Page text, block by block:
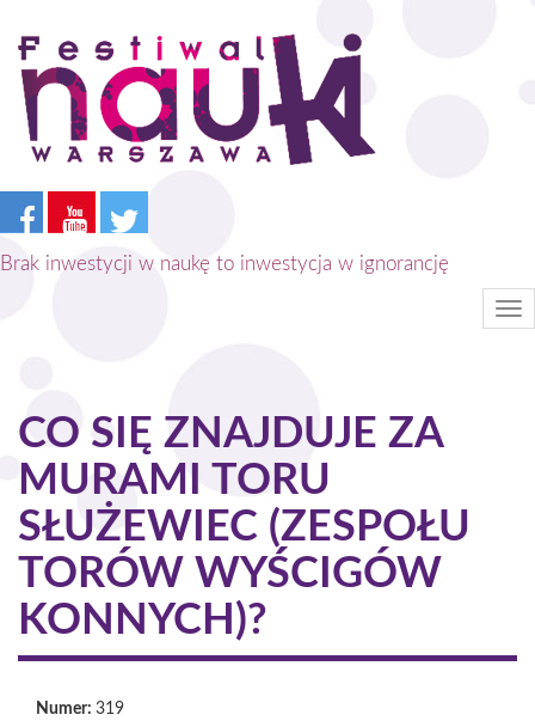
Przejdź
treści
Brak inwestycji w naukę to inwestycja w ignorancję
CO SIĘ ZNAJDUJE ZA
MURAMI TORU
SŁUŻEWIEC (ZESPOŁU
TORÓW WYŚCIGÓW
KONNYCH)?
Numer: 319